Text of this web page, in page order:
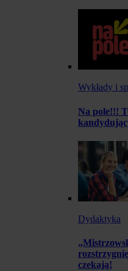
Wykłady i
Na pole!!!
Dydaktyka
czekają!